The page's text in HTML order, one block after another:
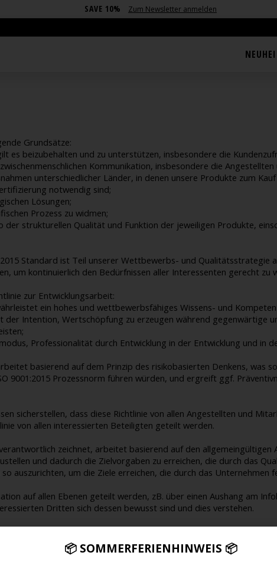
SAVE 10% Zum Newsletter anmelden
QUALITÄTSRICHTLINIE
Grundsätze:
es beizubehalten und zu unterstützen, insbesondere die
Kommunikation, insbesondere die
unterschiedlicher Länder, in denen unsere Produkte zum
notwendig sind;
Lösungen;
Prozess zu widmen;
der strukturellen Qualität und Funktion der jeweiligen Produkte,
Standard ist Teil unserer Wettbewerbs- und Qualitätsstrategie
um kontinuierlich den Bedürfnissen aller Interessenten gerecht zu
zur Entwicklungsarbeit:
ein hohes und wettbewerbsfähiges Wissens- und
der Intention, Wertschöpfung zu erzeugen während gegenwärtige
Professionalität durch Entwicklung in der Entwicklung und in
basierend auf dem Prinzip des risikobasierten Denkens, was
9001:2015 Prozessnorm führen würden, und ergreift ggf.
sicherstellen, dass diese Richtlinie von allen Angestellten und
von allen interessierten Beteiligten geteilt werden.
zeichnet, arbeitet basierend auf den
und dadurch die Zielvorgaben zu erreichen, die durch das
auszurichten, um die Ziele erreichen, die durch das Unternehmen
auf allen Ebenen geteilt werden, zB. über einen Aushang am
Dritten sich dessen bewusst sind und dies verstehen.
auf den generellen Bestimmungen - messbare Ziele festgelegt,
weiter zu steigern.📦 SOMMERFERIENHINWEIS 📦